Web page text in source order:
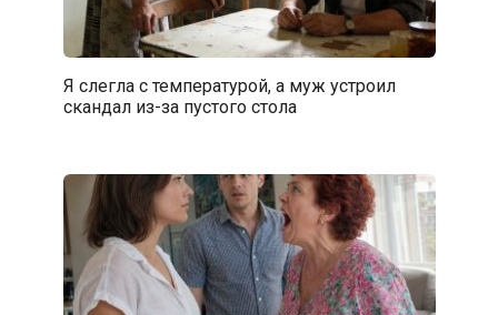
Я слегла с температурой, а муж устроил
скандал из-за пустого стола